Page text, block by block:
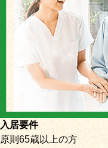
入居要件
原則65歳以上の方